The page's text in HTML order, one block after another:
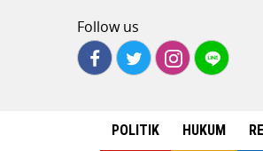
Follow us
POLITIK HUKUM